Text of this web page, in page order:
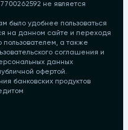
не является
было удобнее пользоваться
на данном сайте и переходя
пользователем, а также
соглашения и
данных
офертой.
банковских продуктов